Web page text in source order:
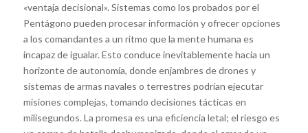
«ventaja decisional». Sistemas como los probados por el
Pentágono pueden procesar información y ofrecer opciones
a los comandantes a un ritmo que la mente humana es
incapaz de igualar. Esto conduce inevitablemente hacia un
horizonte de autonomía, donde enjambres de drones y
sistemas de armas navales o terrestres podrían ejecutar
misiones complejas, tomando decisiones tácticas en
milisegundos. La promesa es una eficiencia letal; el riesgo es